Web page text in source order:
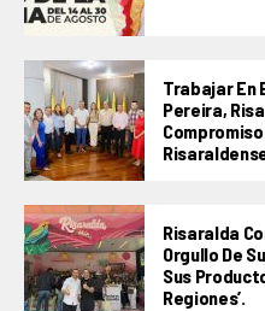
Trabajar En
Pereira,
Risaralda
Orgullo De
Sus
Regiones’.